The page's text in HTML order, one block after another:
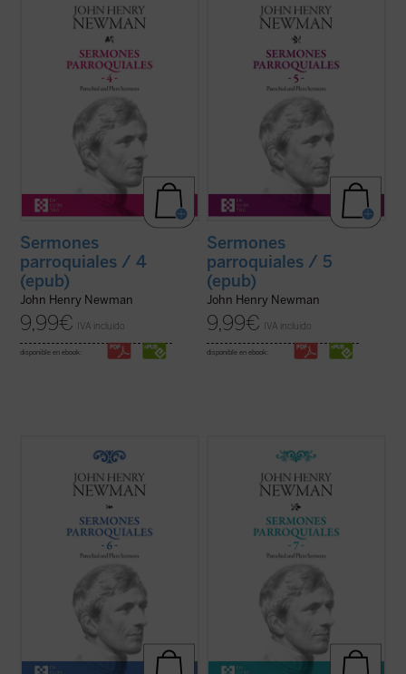
encontramos en este cuarto volumen de la
serie de los Sermones Parroquiales,
Newman se halla en plena evolución desde
el anglicanismo hacia el catolicismo. Su
batalla contra el ... (ver ficha)
Sermones
parroquiales / 4
(epub)
John Henry Newman
9,99€ IVA incluido
disponible en ebook:
fueron predicados en su mayoría en los
años 1838-1840. Este periodo coincide
plenamente con las primeras experiencias
que acabaron conduciendo a Newman a la
Sermones
parroquiales / 5
(epub)
John Henry Newman
9,99€ IVA incluido
disponible en ebook:
Los sermones de esta sexta entrega de los
Sermones Parroquialesfueron predicados
a lo largo de seis años, entre 1836 y el
decisivo 1841. La impresión es que
Newman seleccionó con mucho equilibrio
los veinticinco sermones de este volumen.
En 1842, tras la aparición del sexto
volumen, Newman había dado por
terminada la publicación de la serie de sus
Sermones parroquiales. En esos
momentos se hallaba inmerso en el
dramático proceso interior que culminaría
con su conversión ...(ver ficha)